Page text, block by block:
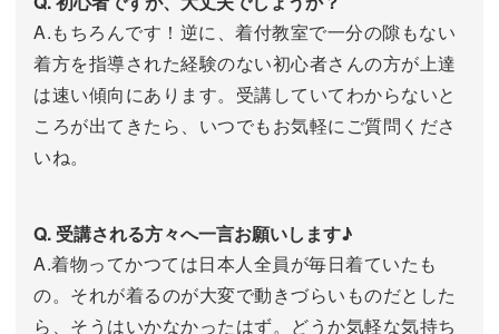
A.もちろんです！逆に、着付教室で一分の隙もない
着方を指導された経験のない初心者さんの方が上達
は速い傾向にあります。受講していてわからないと
ころが出てきたら、いつでもお気軽にご質問くださ
いね。
Q. 受講される方々へ一言お願いします♪
A.着物ってかつては日本人全員が毎日着ていたも
の。それが着るのが大変で動きづらいものだとした
ら、そうはいかなかったはず。どうか気軽な気持ち